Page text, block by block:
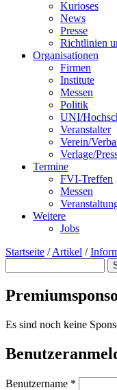
Kurioses
News
Presse
Richtlinien
Organisationen
Firmen
Institute
Messen
Politik
UNI/
Veranstalter
Verein/
Verlage/
Termine
FVI-Treffen
Messen
Weitere
Jobs
Startseite /Artikel /
Es sind noch keine
Benutzername *